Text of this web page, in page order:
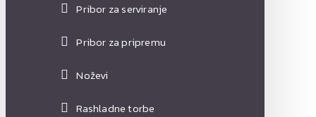
Pribor za serviranje
Pribor za pripremu
Noževi
Rashladne torbe